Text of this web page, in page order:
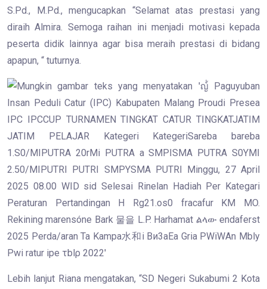
S.Pd., M.Pd., mengucapkan “Selamat atas prestasi yang
diraih Almira. Semoga raihan ini menjadi motivasi kepada
peserta didik lainnya agar bisa meraih prestasi di bidang
apapun, “ tuturnya.
Lebih lanjut Riana mengatakan, “SD Negeri Sukabumi 2 Kota